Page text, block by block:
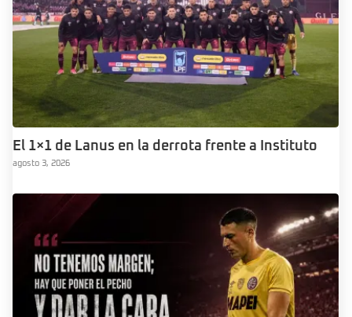
El 1×1 de Lanus en la derrota frente a Instituto
agosto 3, 2026